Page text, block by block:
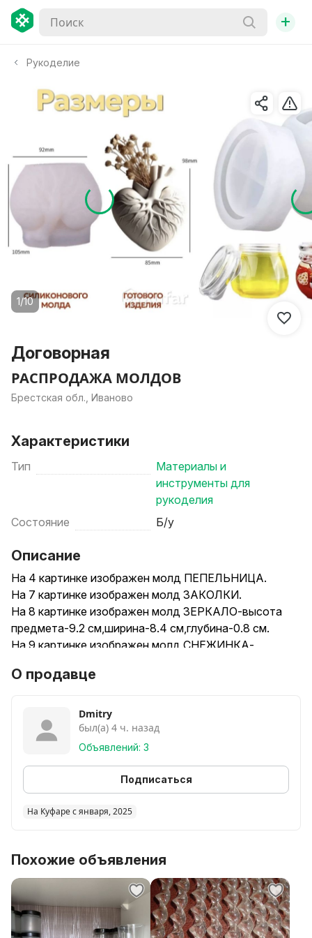
+
Рукоделие
1/10
Договорная
РАСПРОДАЖА МОЛДОВ
Брестская обл., Иваново
Характеристики
Тип
Материалы и
инструменты для
рукоделия
Состояние
Б/у
Описание
На 4 картинке изображен молд ПЕПЕЛЬНИЦА.
На 7 картинке изображен молд ЗАКОЛКИ.
На 8 картинке изображен молд ЗЕРКАЛО-высота
предмета-9.2 см,ширина-8.4 см,глубина-0.8 см.
На 9 картинке изображен молд СНЕЖИНКА-
НЕ СТЕСНЯЙТЕСЬ ПРЕДЛОГАТЬ СВОЮ ЦЕНУ,ТОРГ
О продавце
Dmitry
был(а) 4 ч. назад
Объявлений: 3
Подписаться
На Куфаре с января, 2025
Похожие объявления